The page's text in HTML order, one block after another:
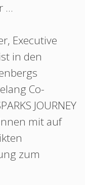
...
Executive
in den
Co-
JOURNEY
mit auf
zum